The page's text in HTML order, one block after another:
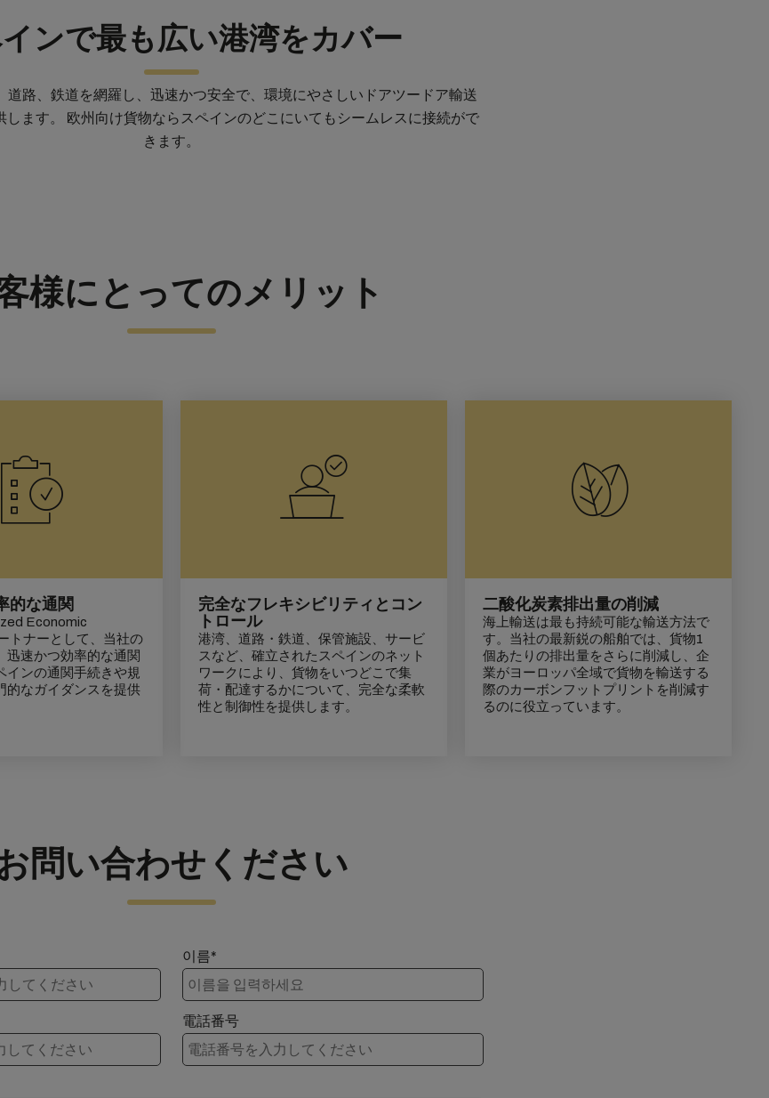
ンで最も広い港湾をカバー
道路、鉄道を網羅し、迅速かつ安全で、環境にやさしいドアツードア輸送
します。 欧州向け貨物ならスペインのどこにいてもシームレスに接続がで
きます。
様にとってのメリット
的な通関
Economic
トナーとして、当社の
迅速かつ効率的な通関
インの通関手続きや規
的なガイダンスを提供
完全なフレキシビリティとコン
トロール
港湾、道路・鉄道、保管施設、サービ
スなど、確立されたスペインのネット
ワークにより、貨物をいつどこで集
荷・配達するかについて、完全な柔軟
性と制御性を提供します。
二酸化炭素排出量の削減
海上輸送は最も持続可能な輸送方法で
す。当社の最新鋭の船舶では、貨物1
個あたりの排出量をさらに削減し、企
業がヨーロッパ全域で貨物を輸送する
際のカーボンフットプリントを削減す
るのに役立っています。
問い合わせください
이름*
電話番号